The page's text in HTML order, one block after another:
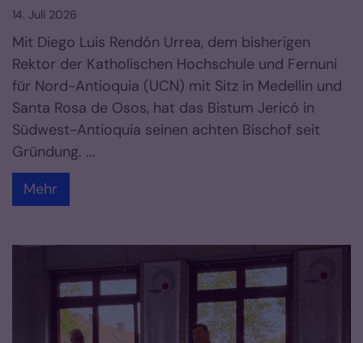
14. Juli 2026
Mit Diego Luis Rendón Urrea, dem bisherigen
Rektor der Katholischen Hochschule und Fernuni
für Nord-Antioquia (UCN) mit Sitz in Medellin und
Santa Rosa de Osos, hat das Bistum Jericó in
Südwest-Antioquia seinen achten Bischof seit
Gründung. ...
Mehr